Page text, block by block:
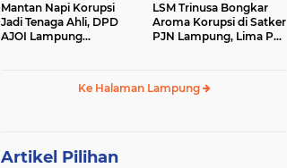
Mantan Napi Korupsi
Jadi Tenaga Ahli, DPD
AJOI Lampung
LSM Trinusa Bongkar
Aroma Korupsi di Satker
PJN Lampung, Lima Pos
Ke Halaman Lampung
Artikel Pilihan